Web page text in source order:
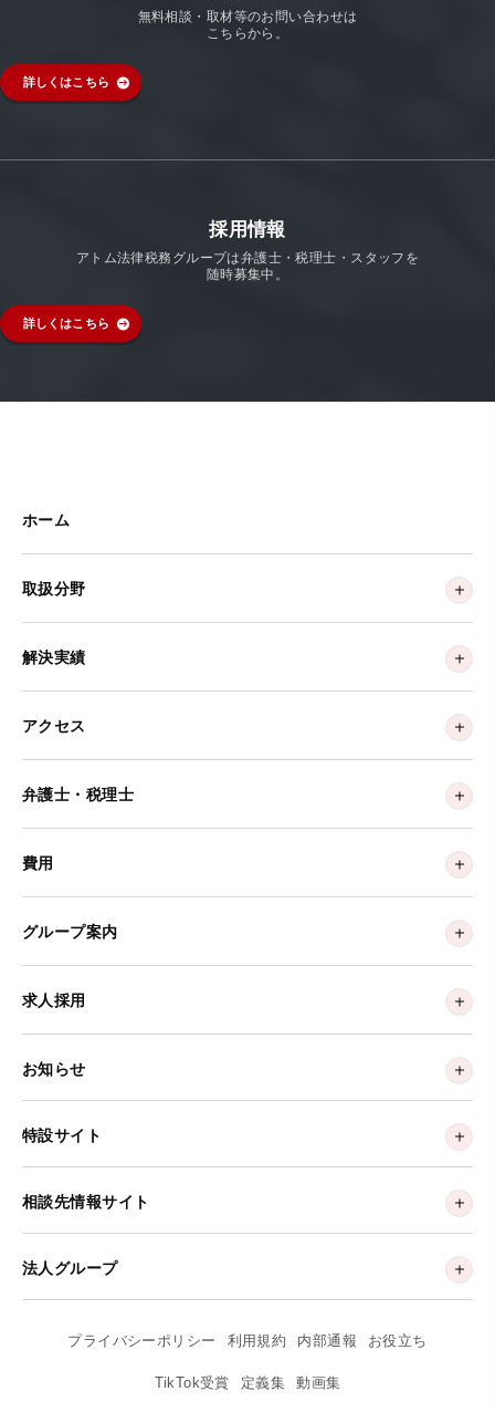
無料相談・取材等のお問い合わせは
こちらから。
詳しくはこちら
採用情報
アトム法律税務グループは弁護士・税理士・スタッフを
随時募集中。
詳しくはこちら
ホーム
取扱分野
解決実績
アクセス
弁護士・税理士
費用
グループ案内
求人採用
お知らせ
特設サイト
相談先情報サイト
法人グループ
プライバシーポリシー 利用規約 内部通報 お役立ち
TikTok受賞 定義集 動画集